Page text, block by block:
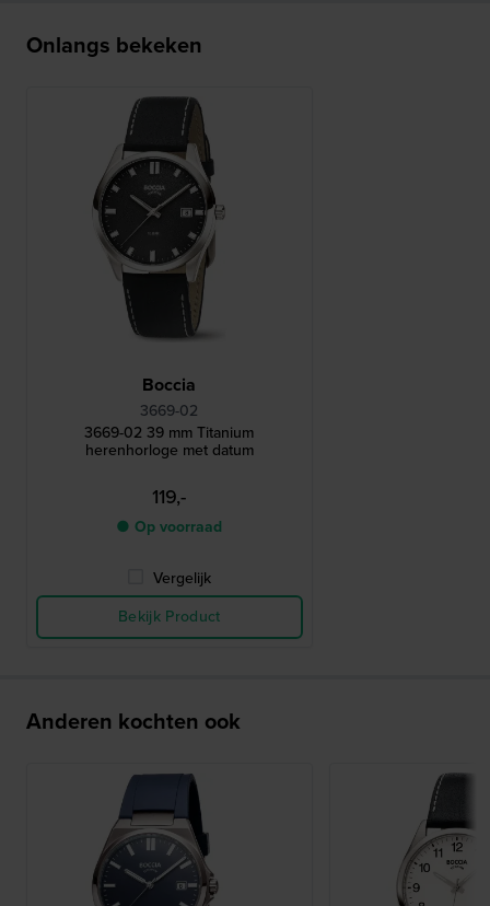
Onlangs bekeken
Boccia
3669-02
3669-02 39 mm Titanium
herenhorloge met datum
119,-
● Op voorraad
Vergelijk
Bekijk Product
Anderen kochten ook